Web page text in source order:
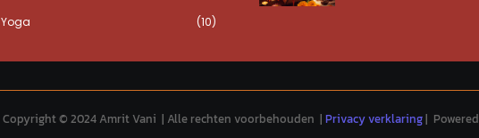
Yoga (10)
Copyright © 2024 Amrit Vani | Alle rechten voorbehouden | Privacy verklaring|